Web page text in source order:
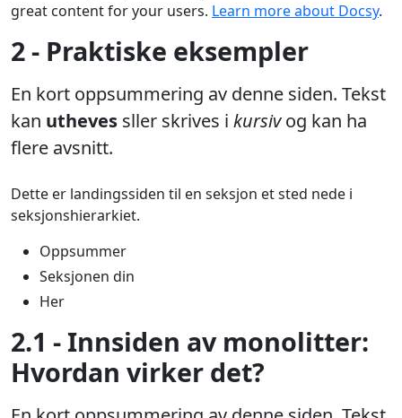
great content for your users. Learn more about Docsy.
2 - Praktiske eksempler
En kort oppsummering av denne siden. Tekst
kan utheves sller skrives i kursivog kan ha
flere avsnitt.
Dette er landingssiden til en seksjon et sted nede i
seksjonshierarkiet.
Oppsummer
Seksjonen din
Her
2.1 - Innsiden av monolitter:
Hvordan virker det?